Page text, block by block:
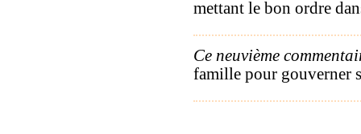
mettant le bon ordre
Ce neuvième
famille pour gouverner